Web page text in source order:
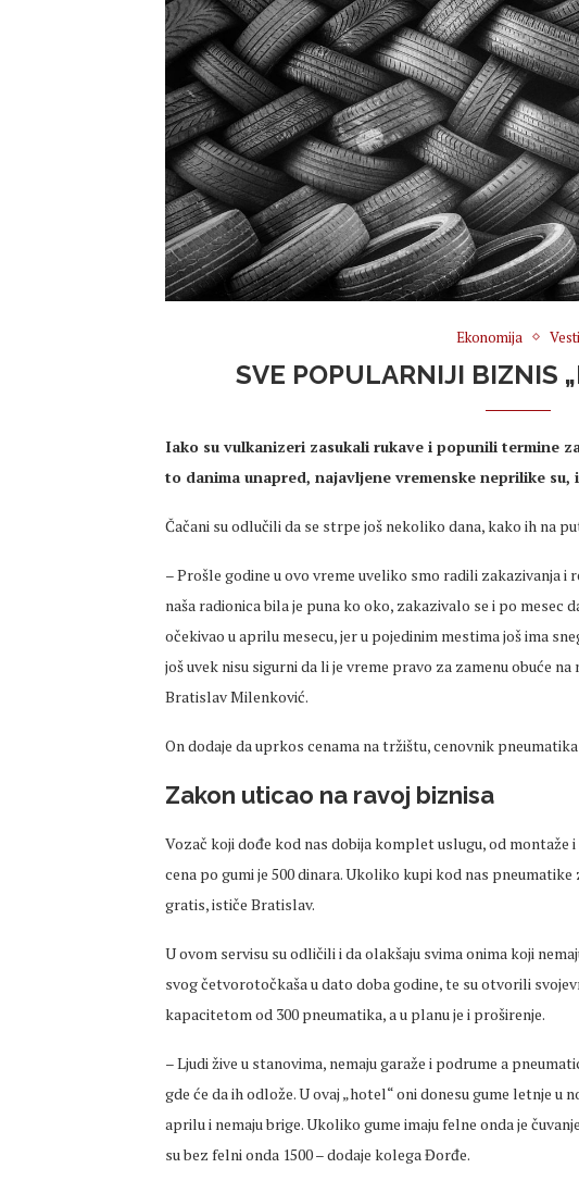
Ekonomija Vesti
SVE POPULARNIJI BIZNIS
Iako su vulkanizeri zasukali rukave i popunili termine
to danima unapred, najavljene vremenske neprilike
Čačani su odlučili da se strpe još nekoliko dana, kako ih na
– Prošle godine u ovo vreme uveliko smo radili zakazivanja i
naša radionica bila je puna ko oko, zakazivalo se i po mesec
očekivao u aprilu mesecu, jer u pojedinim mestima još ima
još uvek nisu sigurni da li je vreme pravo za zamenu obuće
Bratislav Milenković.
On dodaje da uprkos cenama na tržištu, cenovnik
Zakon uticao na ravoj biznisa
Vozač koji dođe kod nas dobija komplet uslugu, od montaže
cena po gumi je 500 dinara. Ukoliko kupi kod nas
gratis, ističe Bratislav.
U ovom servisu su odličili i da olakšaju svima onima koji
svog četvorotočkaša u dato doba godine, te su otvorili
kapacitetom od 300 pneumatika, a u planu je i proširenje.
– Ljudi žive u stanovima, nemaju garaže i podrume a
gde će da ih odlože. U ovaj „hotel“ oni donesu gume letnje u
aprilu i nemaju brige. Ukoliko gume imaju felne onda je
su bez felni onda 1500 – dodaje kolega Đorđe.